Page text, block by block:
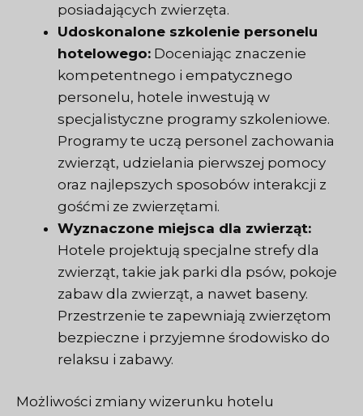
posiadających zwierzęta.
Udoskonalone szkolenie personelu
hotelowego: Doceniając znaczenie
kompetentnego i empatycznego
personelu, hotele inwestują w
specjalistyczne programy szkoleniowe.
Programy te uczą personel zachowania
zwierząt, udzielania pierwszej pomocy
oraz najlepszych sposobów interakcji z
gośćmi ze zwierzętami.
Wyznaczone miejsca dla zwierząt:
Hotele projektują specjalne strefy dla
zwierząt, takie jak parki dla psów, pokoje
zabaw dla zwierząt, a nawet baseny.
Przestrzenie te zapewniają zwierzętom
bezpieczne i przyjemne środowisko do
relaksu i zabawy.
Możliwości zmiany wizerunku hotelu